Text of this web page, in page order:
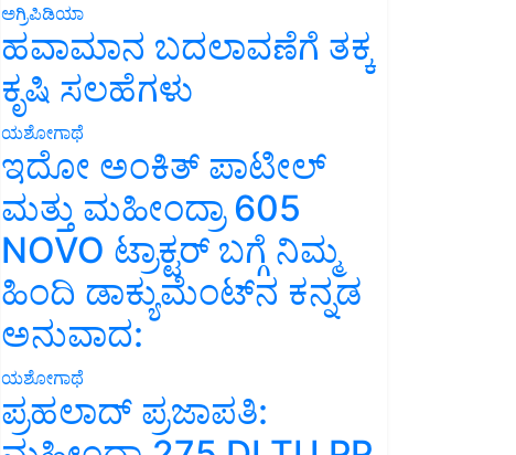
ಅಗ್ರಿಪಿಡಿಯಾ
ಹವಾಮಾನ ಬದಲಾವಣೆಗೆ ತಕ್ಕ
ಕೃಷಿ ಸಲಹೆಗಳು
ಯಶೋಗಾಥೆ
ಇದೋ ಅಂಕಿತ್ ಪಾಟೀಲ್
ಮತ್ತು ಮಹೀಂದ್ರಾ 605
NOVO ಟ್ರಾಕ್ಟರ್ ಬಗ್ಗೆ ನಿಮ್ಮ
ಹಿಂದಿ ಡಾಕ್ಯುಮೆಂಟ್‌ನ ಕನ್ನಡ
ಅನುವಾದ:
ಯಶೋಗಾಥೆ
ಪ್ರಹಲಾದ್ ಪ್ರಜಾಪತಿ: